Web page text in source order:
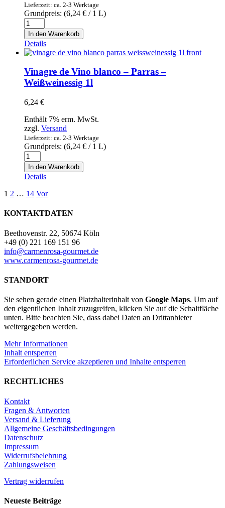
Lieferzeit: ca. 2-3 Werktage
Grundpreis: (6,24 € / 1 L)
Vinagre
de
Vino
tinto
-
Darro
-
Rotweinessig
Menge
In den Warenkorb
Details
Vinagre de Vino blanco – Parras –
Weißweinessig 1l
6,24 €
Enthält 7% erm. MwSt.
zzgl. Versand
Lieferzeit: ca. 2-3 Werktage
Grundpreis: (6,24 € / 1 L)
Vinagre
de
Vino
blanco
Parras
-
Weißweinessig
Menge
In den Warenkorb
Details
1 2 … 14 Vor
KONTAKTDATEN
Beethovenstr. 22, 50674 Köln
+49 (0) 221 169 151 96
info@carmenrosa-gourmet.de
www.carmenrosa-gourmet.de
STANDORT
Sie sehen gerade einen Platzhalterinhalt von Google Maps. Um auf
den eigentlichen Inhalt zuzugreifen, klicken Sie auf die Schaltfläche
unten. Bitte beachten Sie, dass dabei Daten an Drittanbieter
weitergegeben werden.
Mehr Informationen
Inhalt entsperren
Erforderlichen Service akzeptieren und Inhalte entsperren
RECHTLICHES
Kontakt
Fragen & Antworten
Versand & Lieferung
Allgemeine Geschäftsbedingungen
Datenschutz
Impressum
Widerrufsbelehrung
Zahlungsweisen
Vertrag widerrufen
Neueste Beiträge